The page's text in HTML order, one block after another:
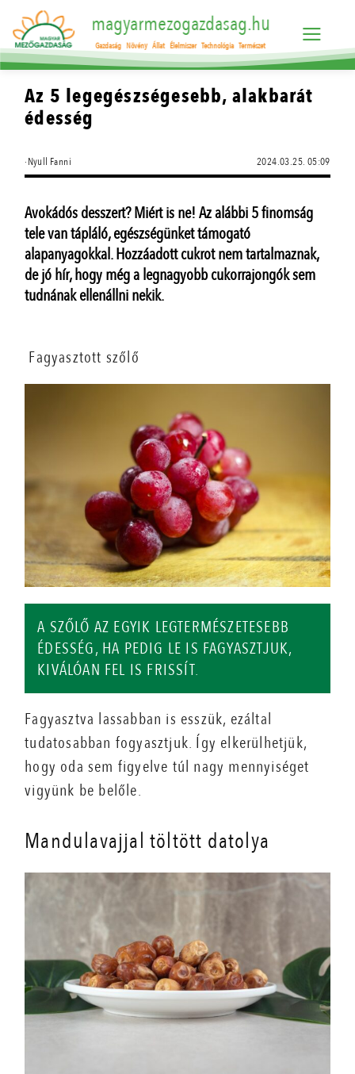
magyarmezogazdasag.hu
Gazdaság Növény Állat Élelmiszer Technológia Természet
Az 5 legegészségesebb, alakbarát
édesség
·Nyull Fanni 2024.03.25. 05:09
Avokádós desszert? Miért is ne! Az alábbi 5 finomság
tele van tápláló, egészségünket támogató
alapanyagokkal. Hozzáadott cukrot nem tartalmaznak,
de jó hír, hogy még a legnagyobb cukorrajongók sem
tudnának ellenállni nekik.
Fagyasztott szőlő
A SZŐLŐ AZ EGYIK LEGTERMÉSZETESEBB
ÉDESSÉG, HA PEDIG LE IS FAGYASZTJUK,
KIVÁLÓAN FEL IS FRISSÍT.
Fagyasztva lassabban is esszük, ezáltal
tudatosabban fogyasztjuk. Így elkerülhetjük,
hogy oda sem figyelve túl nagy mennyiséget
vigyünk be belőle.
Mandulavajjal töltött datolya